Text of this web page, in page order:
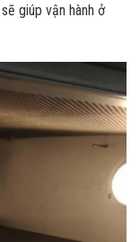
giúp vận hành ở